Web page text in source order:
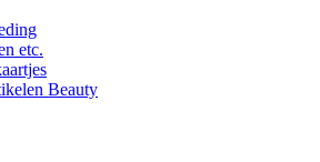
etc.
Beauty